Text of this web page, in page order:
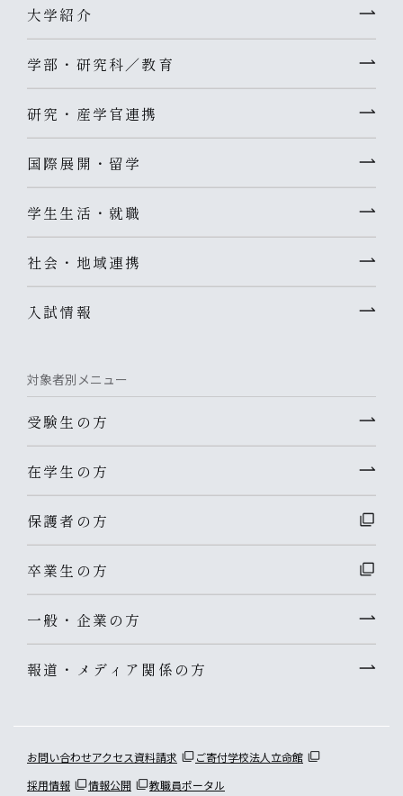
大学紹介
学部・研究科／教育
研究・産学官連携
国際展開・留学
学生生活・就職
社会・地域連携
入試情報
対象者別メニュー
受験生の方
在学生の方
保護者の方
卒業生の方
一般・企業の方
報道・メディア関係の方
お問い合わせアクセス資料請求 ご寄付学校法人立命館
採用情報
情報公開 教職員ポータル